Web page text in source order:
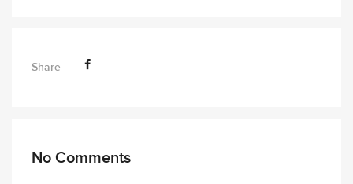
Share
No Comments